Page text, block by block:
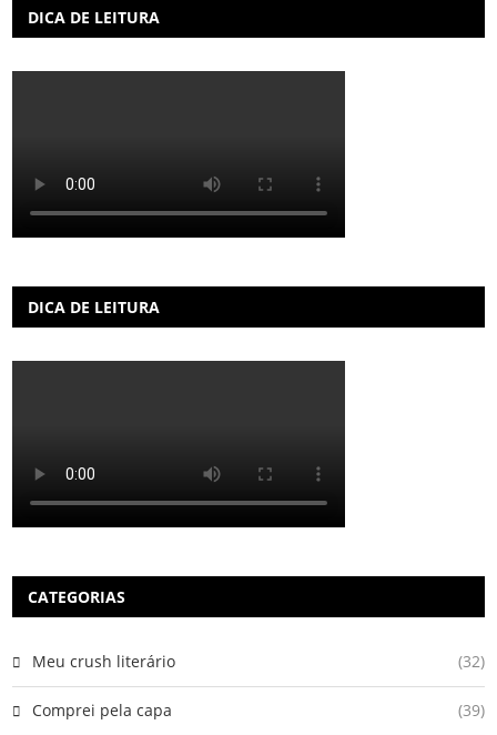
DICA DE LEITURA
DICA DE LEITURA
CATEGORIAS
Meu crush literário (32)
Comprei pela capa (39)